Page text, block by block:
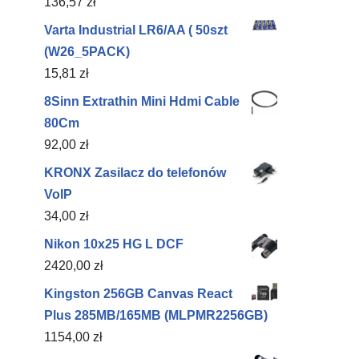
Varta Industrial LR6/AA ( 50szt
(W26_5PACK)
15,81 zł
8Sinn Extrathin Mini Hdmi Cable
80Cm
92,00 zł
KRONX Zasilacz do telefonów
VoIP
34,00 zł
Nikon 10x25 HG L DCF
2420,00 zł
Kingston 256GB Canvas React
Plus 285MB/165MB (MLPMR2256GB)
1154,00 zł